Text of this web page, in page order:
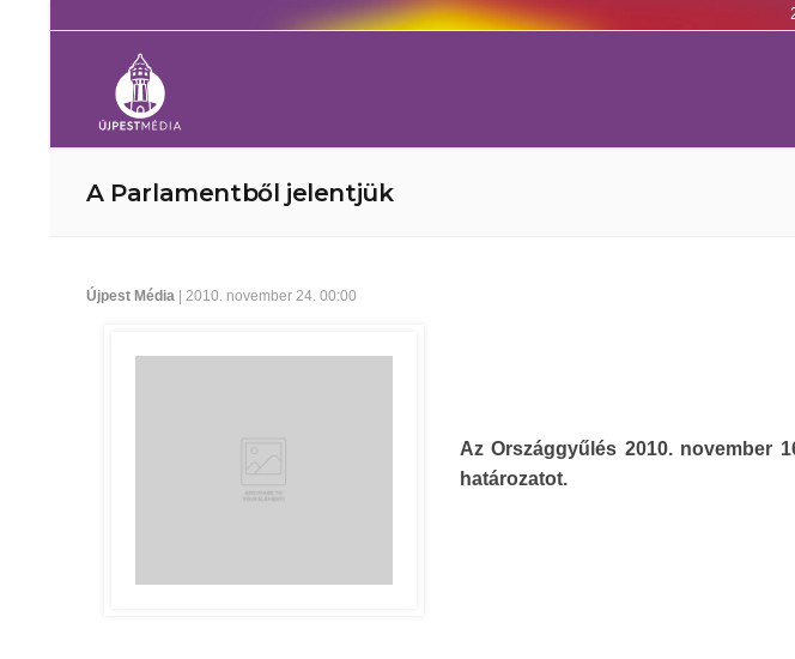
A Parlamentből jelentjük
Újpest Média | 2010. november 24. 00:00
Az Országgyűlés 2010. november
határozatot.